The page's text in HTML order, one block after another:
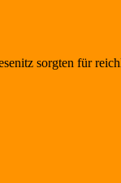
sorgten für